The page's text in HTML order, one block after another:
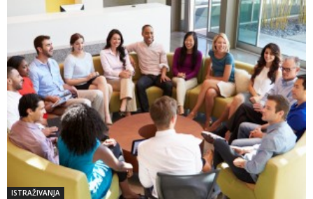
ISTRAŽIVANJA